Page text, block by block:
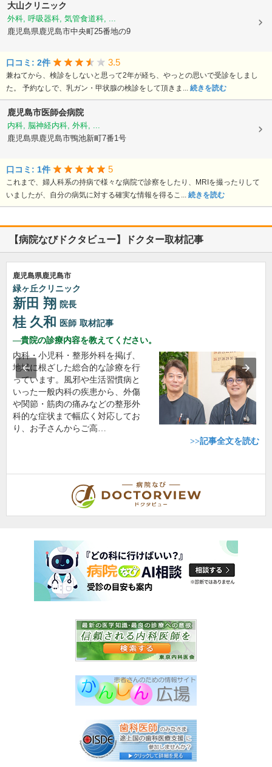
大山クリニック
外科, 呼吸器科, 気管食道科, ...
鹿児島県鹿児島市中央町25番地の9
口コミ: 2件 3.5
兼ねてから、検診をしないと思って2年が経ち、やっとの思いで受診をしまし
た。 予約なしで、乳ガン・甲状腺の検診をして頂きま... 続きを読む
鹿児島市医師会病院
内科, 脳神経内科, 外科, ...
鹿児島県鹿児島市鴨池新町7番1号
口コミ: 1件 5
これまで、婦人科系の持病で様々な病院で診察をしたり、MRIを撮ったりして
いましたが、自分の病気に対する確実な情報を得るこ... 続きを読む
【病院なびドクタビュー】ドクター取材記事
鹿児島県鹿児島市
緑ヶ丘クリニック
新田 翔 院長
桂 久和 医師 取材記事
貴院の診療内容を教えてください。
内科・小児科・整形外科を掲げ、
地域に根ざした総合的な診療を行
っています。風邪や生活習慣病と
いった一般内科の疾患から、外傷
や関節・筋肉の痛みなどの整形外
科的な症状まで幅広く対応してお
り、お子さんからご高…
>>記事全文を読む